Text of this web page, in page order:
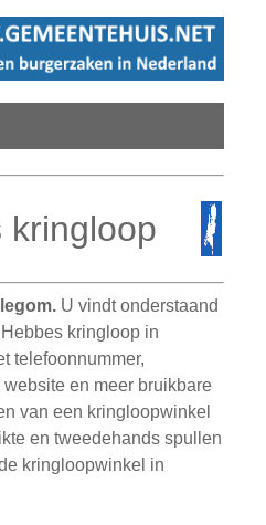
kringloop
U vindt onderstaand
kringloop in
telefoonnummer,
en meer bruikbare
van een kringloopwinkel
en tweedehands spullen
kringloopwinkel in